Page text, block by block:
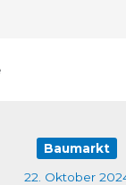
Baumarkt
22. Oktober